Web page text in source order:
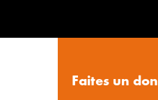
Faites un don